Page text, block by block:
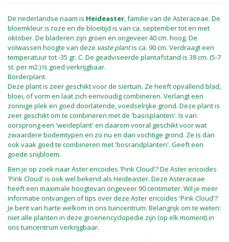
De nederlandse naam is Heideaster, familie van de Asteraceae. De
bloemkleur is roze en de bloeitijd is van ca. september tot en met
oktober. De bladeren zijn groen en ongeveer 40 cm. hoog. De
volwassen hoogte van deze vaste plantis ca. 90 cm. Verdraagt een
temperatuur tot -35 gr. C. De geadviseerde plantafstand is 38 cm. (5-7
st. per m2.) Is goed verkrijgbaar.
Borderplant.
Deze plant is zeer geschikt voor de siertuin. Ze heeft opvallend blad,
bloei, of vorm en laat zich eenvoudig combineren. Verlangt een
zonnige plek en goed doorlatende, voedselrijke grond. Deze plant is
zeer geschikt om te combineren met de 'basisplanten'. Is van
oorsprong een 'weideplant' en daarom vooral geschikt voor wat
zwaardere bodemtypen en zo nu en dan vochtige grond. Ze is dan
ook vaak goed te combineren met 'bosrandplanten'. Geeft een
goede snijbloem.
Ben je op zoek naar Aster ericoides 'Pink Cloud'? De Aster ericoides
'Pink Cloud' is ook wel bekend als Heideaster. Deze Asteraceae
heeft een maximale hoogtevan ongeveer 90 centimeter. Wil je meer
informatie ontvangen of tips over deze Aster ericoides 'Pink Cloud'?
Je bent van harte welkom in ons tuincentrum. Belangrijk om te weten:
niet alle planten in deze groenencyclopedie zijn (op elk moment) in
ons tuincentrum verkrijgbaar.